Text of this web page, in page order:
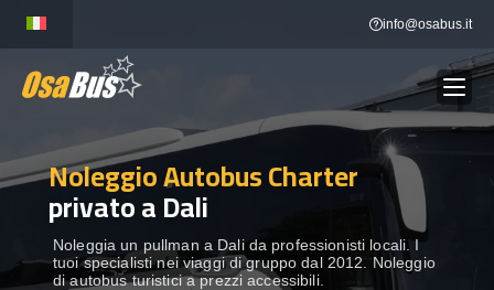
content
info@osabus.it
NOLEGGIO AUTOBUS Show dropdown
DESTINAZIONI Show dropdown
Noleggio Autobus Charter
privato a Dali
Noleggia un pullman a Dali da professionisti locali. I
tuoi specialisti nei viaggi di gruppo dal 2012. Noleggio
di autobus turistici a prezzi accessibili.